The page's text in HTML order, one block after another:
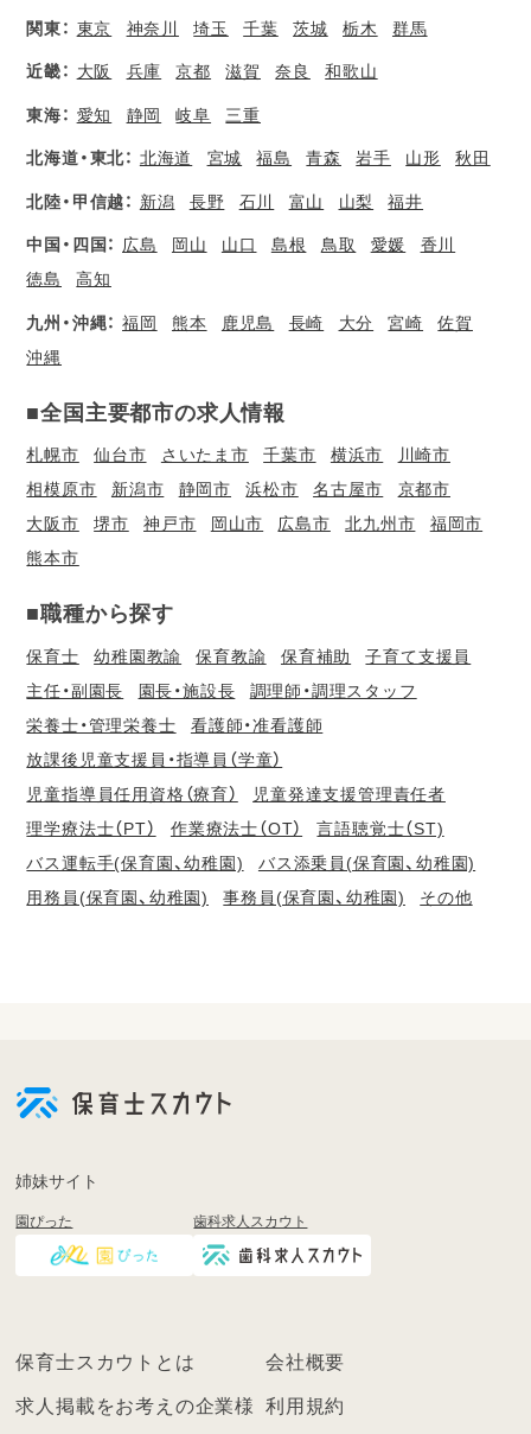
関東： 東京 神奈川 埼玉 千葉 茨城 栃木 群馬
近畿： 大阪 兵庫 京都 滋賀 奈良 和歌山
東海： 愛知 静岡 岐阜 三重
北海道・東北： 北海道 宮城 福島 青森 岩手 山形 秋田
北陸・甲信越： 新潟 長野 石川 富山 山梨 福井
中国・四国： 広島 岡山 山口 島根 鳥取 愛媛
香川
徳島
高知
九州・沖縄： 福岡 熊本 鹿児島 長崎 大分 宮崎
佐賀
沖縄
■全国主要都市の求人情報
札幌市 仙台市 さいたま市 千葉市 横浜市
川崎市
相模原市
新潟市 静岡市 浜松市 名古屋市
京都市
大阪市
堺市 神戸市 岡山市 広島市 北九州市
福岡市
熊本市
■職種から探す
保育士 幼稚園教諭 保育教諭 保育補助
子育て支援員
主任・副園長
園長・施設長
調理師・調理スタッフ
栄養士・管理栄養士
看護師・准看護師
放課後児童支援員・指導員（学童）
児童指導員任用資格（療育）
児童発達支援管理責任者
理学療法士（PT）
作業療法士（OT）
言語聴覚士（ST)
バス運転手(保育園、幼稚園)
バス添乗員(保育園、幼稚園)
用務員(保育園、幼稚園)
事務員(保育園、幼稚園) その他
登
く
ン
姉妹サイト
園ぴった 歯科求人スカウト
保育士スカウトとは 会社概要
求人掲載をお考えの企業様 利用規約